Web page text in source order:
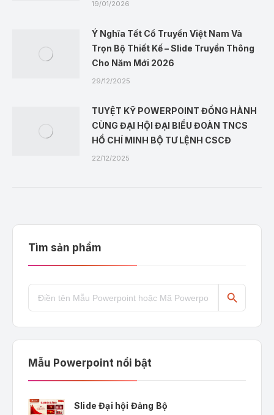
19/01/2026
Ý Nghĩa Tết Cổ Truyền Việt Nam Và
Trọn Bộ Thiết Kế – Slide Truyền Thông
Cho Năm Mới 2026
29/12/2025
TUYỆT KỸ POWERPOINT ĐỒNG HÀNH
CÙNG ĐẠI HỘI ĐẠI BIỂU ĐOÀN TNCS
HỒ CHÍ MINH BỘ TƯ LỆNH CSCĐ
22/12/2025
Tìm sản phẩm
Search
for:
Search Button
Mẫu Powerpoint nổi bật
Slide Đại hội Đảng Bộ